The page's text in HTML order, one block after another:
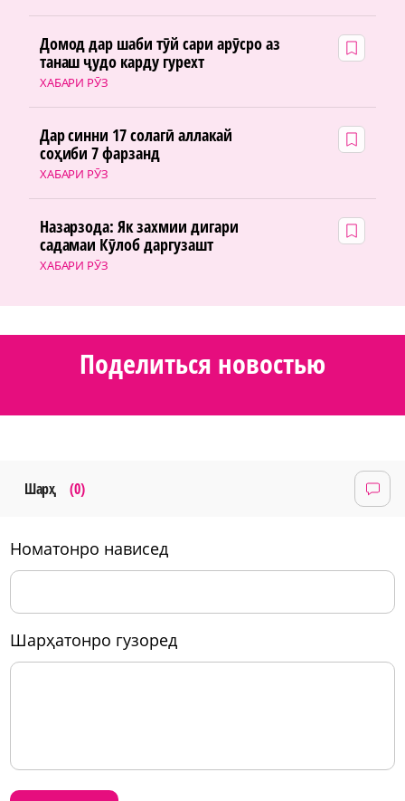
ХАБАРИ РӮЗ
Домод дар шаби тӯй сари арӯсро аз
танаш ҷудо карду гурехт
ХАБАРИ РӮЗ
Дар синни 17 солагӣ аллакай
соҳиби 7 фарзанд
ХАБАРИ РӮЗ
Назарзода: Як захмии дигари
садамаи Кӯлоб даргузашт
Поделиться новостью
Шарҳ (0)
номатонро нависед
шарҳатонро гузоред